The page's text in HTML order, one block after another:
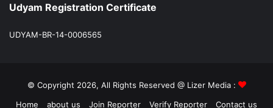
Udyam Registration Certificate
UDYAM-BR-14-0006565
© Copyright 2026, All Rights Reserved @ Lizer Media :
Home
about us Join Reporter Verify Reporter Contact us